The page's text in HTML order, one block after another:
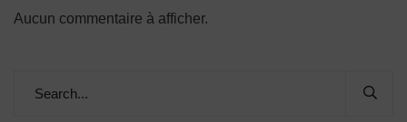
Aucun commentaire à afficher.